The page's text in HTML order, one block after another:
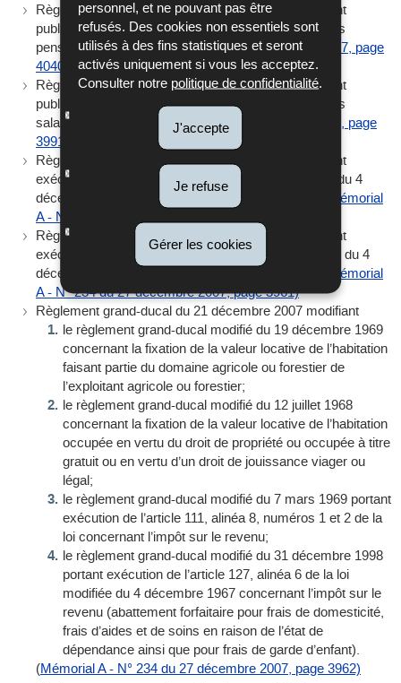
personnel, et ne pouvant pas être
refusés. Des cookies non essentiels sont
utilisés à des fins statistiques et seront
activés uniquement si vous les acceptez.
Consulter notre politique de confidentialité.
J'accepte
Je refuse
Gérer les cookies
Règlement grand-ducal du 21 décembre 2007 portant
publication des barèmes de la retenue d’impôt sur les
pensions. (Mémorial A - N° 235 du 27 décembre 2007, page
4040
Règlement grand-ducal du 21 décembre 2007 portant
publication des barèmes de la retenue d’impôt sur les
salaires. (
Mémorial A - N° 235 du 27 décembre 2007, page
3991
Règlement grand-ducal du 21 décembre 2007 portant
exécution de l’article 3bis, alinéa 3 de la loi modifiée du 4
décembre 1967 concernant l’impôt sur le revenu. (
Mémorial
A - N° 234 du 27 décembre 2007, page 3961)
Règlement grand-ducal du 21 décembre 2007 portant
exécution de l’article 50bis, alinéa 6 de la loi modifiée du 4
décembre 1967 concernant l’impôt sur le revenu. (
Mémorial
A - N° 234 du 27 décembre 2007, page 3961)
Règlement grand-ducal du 21 décembre 2007 modifiant
le règlement grand-ducal modifié du 19 décembre 1969
concernant la fixation de la valeur locative de l’habitation
faisant partie du domaine agricole ou forestier de
l’exploitant agricole ou forestier;
le règlement grand-ducal modifié du 12 juillet 1968
concernant la fixation de la valeur locative de l’habitation
occupée en vertu du droit de propriété ou occupée à titre
gratuit ou en vertu d’un droit de jouissance viager ou
légal;
le règlement grand-ducal modifié du 7 mars 1969 portant
exécution de l’article 111, alinéa 8, numéros 1 et 2 de la
loi concernant l’impôt sur le revenu;
le règlement grand-ducal modifié du 31 décembre 1998
portant exécution de l’article 127, alinéa 6 de la loi
modifiée du 4 décembre 1967 concernant l’impôt sur le
revenu (abattement forfaitaire pour frais de domesticité,
frais d’aides et de soins en raison de l’état de
dépendance ainsi que pour frais de garde d’enfant).
(Mémorial A - N° 234 du 27 décembre 2007, page 3962)